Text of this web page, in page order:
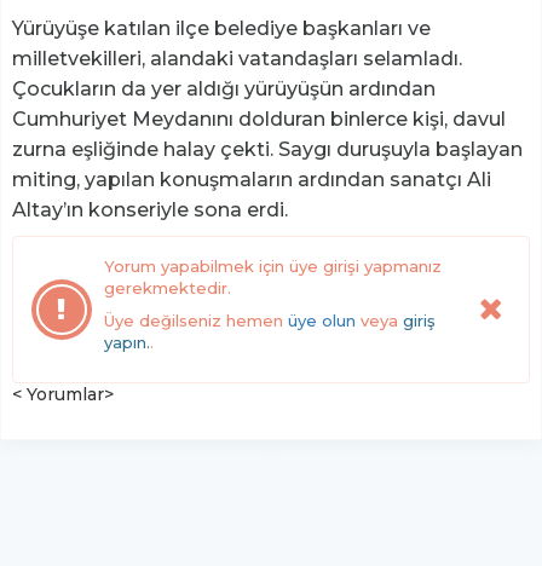
Yürüyüşe katılan ilçe belediye başkanları ve
milletvekilleri, alandaki vatandaşları selamladı.
Çocukların da yer aldığı yürüyüşün ardından
Cumhuriyet Meydanını dolduran binlerce kişi, davul
zurna eşliğinde halay çekti. Saygı duruşuyla başlayan
miting, yapılan konuşmaların ardından sanatçı Ali
Altay’ın konseriyle sona erdi.
Yorum yapabilmek için üye girişi yapmanız
gerekmektedir.
Üye değilseniz hemen üye olun veya giriş
yapın..
< Yorumlar>